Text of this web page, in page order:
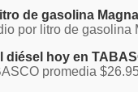
de gasolina
por litro de
diésel hoy en
promedia